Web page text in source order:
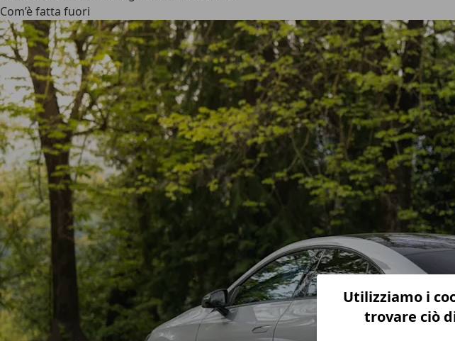
Utilizziamo i
trovare ciò
Com’è fatta fuori